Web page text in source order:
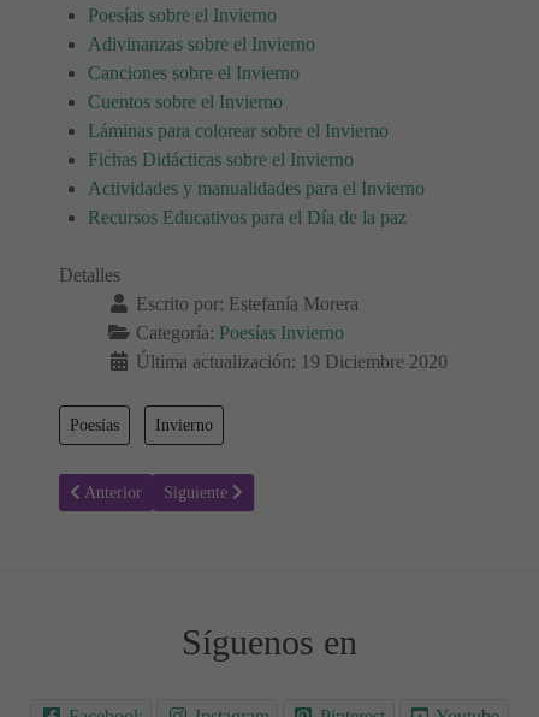
Poesías sobre el Invierno
Adivinanzas sobre el Invierno
Canciones sobre el Invierno
Cuentos sobre el Invierno
Láminas para colorear sobre el Invierno
Fichas Didácticas sobre el Invierno
Actividades y manualidades para el Invierno
Recursos Educativos para el Día de la paz
Detalles
Escrito por: Estefanía Morera
Categoría: Poesías Invierno
Última actualización: 19 Diciembre 2020
Poesías Invierno
Artículo anterior: Versos para el Invierno - Poesías infantiles
Anterior Artículo siguiente: ¡Qué Frío! - Poesías infantiles
Siguiente
Síguenos en